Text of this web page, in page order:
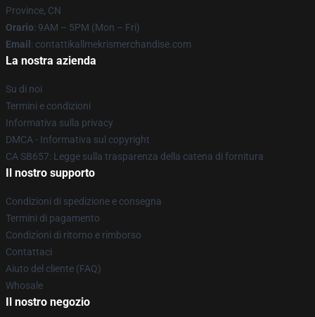
Province, CN
Orario: 9AM – 5PM (Mon – Fri)
Email : contattikallmekrismerchandise.com
La nostra azienda
Su di noi
Termini e condizioni
Informativa sulla privacy
DMCA - Informativa sul copyright
CA SB657: Legge sulla trasparenza della catena di fornitura
Il nostro supporto
Condizioni di spedizione e consegna
Termini di pagamento
Condizioni di ritorno e rimborso
Contattaci
Aiuto del cliente (FAQ)
Whosale
Il nostro negozio